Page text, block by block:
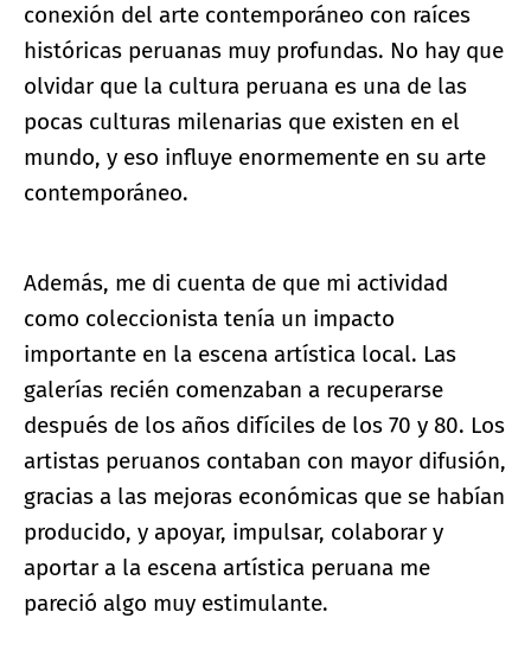
conexión del arte contemporáneo con raíces
históricas peruanas muy profundas. No hay que
olvidar que la cultura peruana es una de las
pocas culturas milenarias que existen en el
mundo, y eso influye enormemente en su arte
contemporáneo.
Además, me di cuenta de que mi actividad
como coleccionista tenía un impacto
importante en la escena artística local. Las
galerías recién comenzaban a recuperarse
después de los años difíciles de los 70 y 80. Los
artistas peruanos contaban con mayor difusión,
gracias a las mejoras económicas que se habían
producido, y apoyar, impulsar, colaborar y
aportar a la escena artística peruana me
pareció algo muy estimulante.